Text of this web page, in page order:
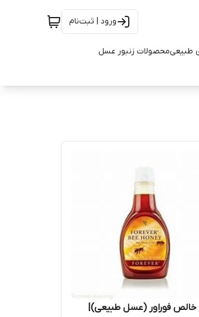
ورود | ثبت‌نام
طبیعیمحصولات زنبور عسل
فوراور (عسل طبیعی)|